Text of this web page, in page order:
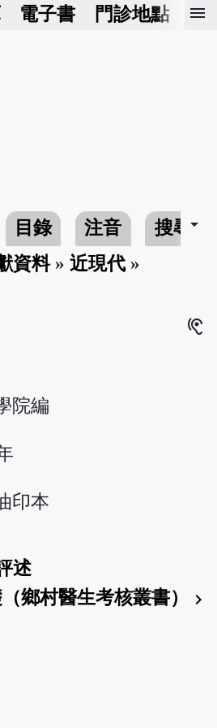
電子書 門診地點 預
menu
目錄 注音 搜尋arrow_drop_down
資料»近現代 »
hearing
院編
印本
述
鄉村醫生考核叢書）
chevron_right